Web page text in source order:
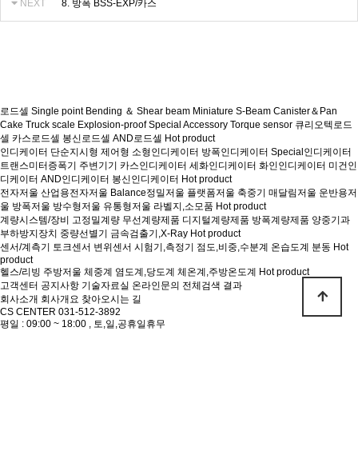
로드셀 Single point Bending ＆ Shear beam Miniature S-Beam Canister＆Pan
Cake Truck scale Explosion-proof SpecialAccessory Torque sensor 큐리오텍로드
셀 카스로드셀 봉신로드셀 AND로드셀 Hot product
인디케이터 단순지시형 제어형 소형인디케이터 방폭인디케이터 Special인디케이터
트랜스미터증폭기 주변기기 카스인디케이터 세화인디케이터 화인인디케이터
디케이터 AND인디케이터 봉신인디케이터 Hot product
전자저울 산업용전자저울 Balance정밀저울 플랫폼저울 축중기
울 방폭저울 방수형저울 유통형저울 라벨지,소모품 Hot product
계량시스템/장비
부하방지장치 중량선별기 금속검출기,X-Ray Hot product
센서/계측기
토크센서 변위센서 시험기,측정기 점도,비중,수분계 분동
product
헬스/리빙 주방저울 체중계 염도계,당도계
Hot product
고객센터 공지사항 기술자료실 온라인문의